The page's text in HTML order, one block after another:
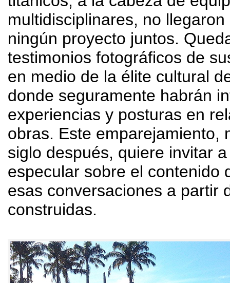
multidisciplinares, no
ningún proyecto juntos.
testimonios fotográficos de
en medio de la élite cultural
donde seguramente habrán
experiencias y posturas en
obras. Este emparejamiento,
siglo después, quiere invitar
especular sobre el contenido
esas conversaciones a partir
construidas.